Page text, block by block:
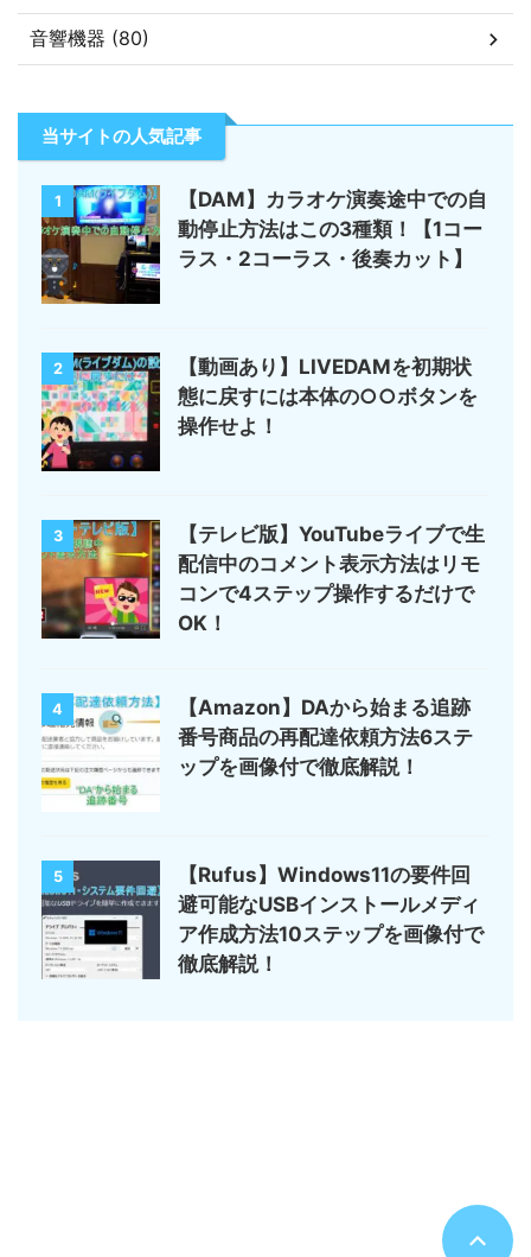
音響機器 (80)
当サイトの人気記事
1
【DAM】カラオケ演奏途中での自
動停止方法はこの3種類！【1コー
ラス・2コーラス・後奏カット】
2
【動画あり】LIVEDAMを初期状
態に戻すには本体の○○ボタンを
操作せよ！
3
【テレビ版】YouTubeライブで生
配信中のコメント表示方法はリモ
コンで4ステップ操作するだけで
OK！
4
【Amazon】DAから始まる追跡
番号商品の再配達依頼方法6ステ
ップを画像付で徹底解説！
5
【Rufus】Windows11の要件回
避可能なUSBインストールメディ
ア作成方法10ステップを画像付で
徹底解説！